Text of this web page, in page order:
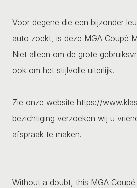
Voor degene die een bijzonder
auto zoekt, is deze MGA Coupé
Niet alleen om de grote
ook om het stijlvolle uiterlijk.
Zie onze website https://
bezichtiging verzoeken wij u
afspraak te maken.
Without a doubt, this MGA